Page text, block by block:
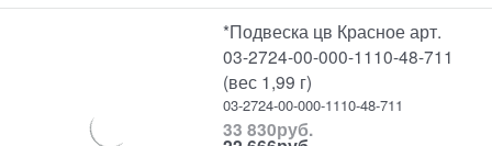
*Подвеска цв Красное арт.
03-2724-00-000-1110-48-711
(вес 1,99 г)
03-2724-00-000-1110-48-711
33 830руб.